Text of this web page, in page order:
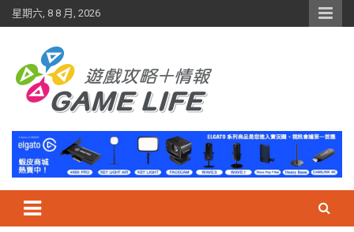
Skip
to
星期六, 8 8 月, 2026